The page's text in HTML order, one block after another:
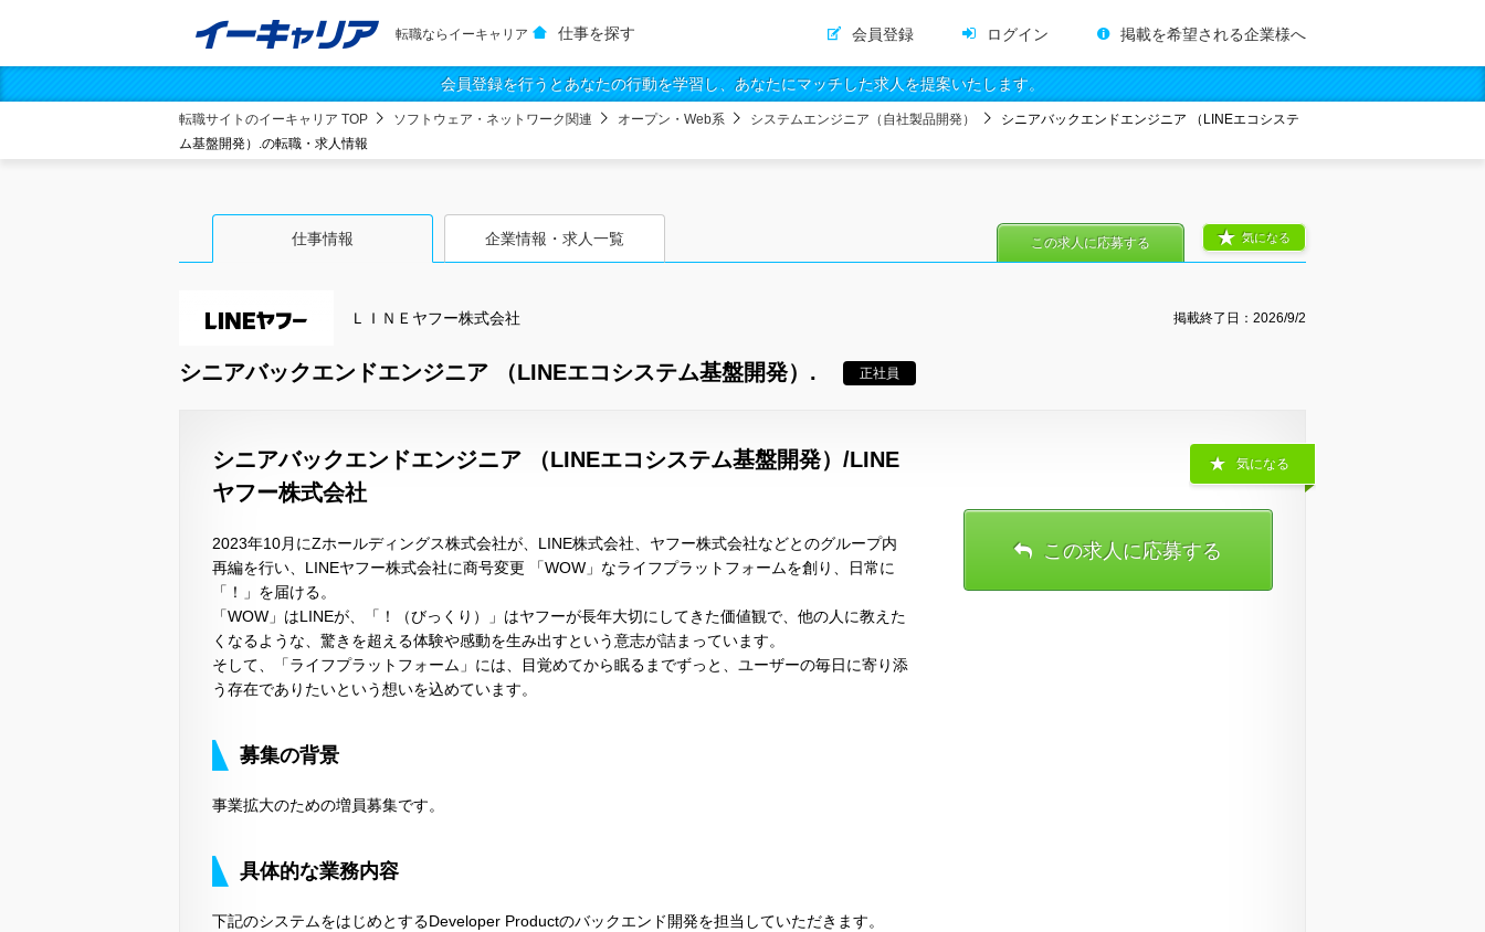
転職ならイーキャリア 仕事を探す 会員登録 ログイン 掲載を希望される企業様へ
会員登録を行うとあなたの行動を学習し、あなたにマッチした求人を提案いたします。
転職サイトのイーキャリア TOP ソフトウェア・ネットワーク関連 オープン・Web系 システムエンジニア（自社製品開発）
シニアバックエンドエンジニア （LINEエコシステ
ム基盤開発）.の転職・求人情報
仕事情報 企業情報・求人一覧
ＬＩＮＥヤフー株式会社 掲載終了日： 2026/9/2
シニアバックエンドエンジニア （LINEエコシステム基盤開発）. 正社員
気になる
この求人に応募する
シニアバックエンドエンジニア （LINEエコシステム基盤開発）/LINE
ヤフー株式会社
2023年10月にZホールディングス株式会社が、LINE株式会社、ヤフー株式会社などとのグループ内
再編を行い、LINEヤフー株式会社に商号変更 「WOW」なライフプラットフォームを創り、日常に
「！」を届ける。
「WOW」はLINEが、「！（びっくり）」はヤフーが長年大切にしてきた価値観で、他の人に教えた
くなるような、驚きを超える体験や感動を生み出すという意志が詰まっています。
そして、「ライフプラットフォーム」には、目覚めてから眠るまでずっと、ユーザーの毎日に寄り添
う存在でありたいという想いを込めています。
募集の背景
事業拡大のための増員募集です。
具体的な業務内容
下記のシステムをはじめとするDeveloper Productのバックエンド開発を担当していただきます。
気になる
この求人に応募する